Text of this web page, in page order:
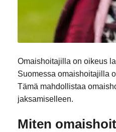
Omaishoitajilla on oikeus
Suomessa omaishoitajilla
Tämä mahdollistaa
jaksamiselleen.
Miten